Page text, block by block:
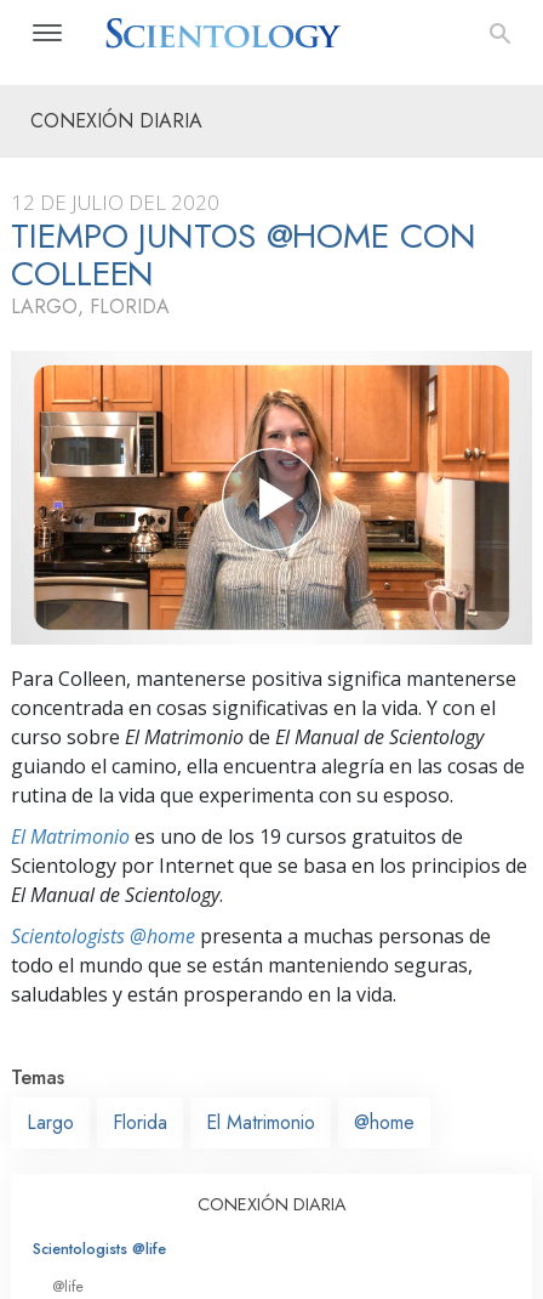
CONEXIÓN DIARIA
12 DE JULIO DEL 2020
TIEMPO JUNTOS @HOME CON
COLLEEN
LARGO, FLORIDA
Para Colleen, mantenerse positiva significa mantenerse
concentrada en cosas significativas en la vida. Y con el
curso sobre El Matrimoniode El Manual de Scientology
guiando el camino, ella encuentra alegría en las cosas de
rutina de la vida que experimenta con su esposo.
El Matrimonioes uno de los 19 cursos gratuitos de
Scientology por Internet que se basa en los principios de
El Manual de Scientology.
Scientologists @home presenta a muchas personas de
todo el mundo que se están manteniendo seguras,
saludables y están prosperando en la vida.
Temas
Largo
Florida El Matrimonio @home
CONEXIÓN DIARIA
Scientologists @life
@life